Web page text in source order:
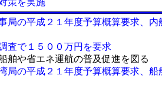
策を実施
局の平成２１年度予算概算要求、内
査で１５００万円を要求
舶や省エネ運航の普及促進を図る
局の平成２１年度予算概算要求、船